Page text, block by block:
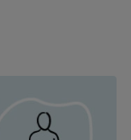
este artículo
que